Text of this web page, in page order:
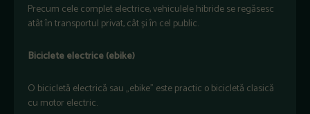
Precum cele complet electrice, vehiculele hibride se regăsesc
atât în transportul privat, cât și în cel public.
Biciclete electrice (ebike)
O bicicletă electrică sau „ebike” este practic o bicicletă clasică
cu motor electric.